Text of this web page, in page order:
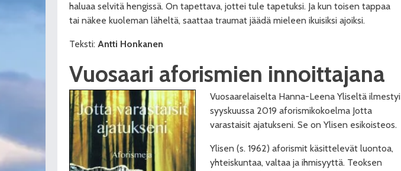
haluaa selvitä hengissä. On tapettava, jottei tule tapetuksi. Ja kun toisen tappaa
tai näkee kuoleman läheltä, saattaa traumat jäädä mieleen ikuisiksi ajoiksi.
Teksti: Antti Honkanen
Vuosaari aforismien innoittajana
Vuosaarelaiselta Hanna-Leena Yliseltä ilmestyi
syyskuussa 2019 aforismikokoelma Jotta
varastaisit ajatukseni. Se on Ylisen esikoisteos.
Ylisen (s. 1962) aforismit käsittelevät luontoa,
yhteiskuntaa, valtaa ja ihmisyyttä. Teoksen